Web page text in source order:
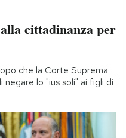
cittadinanza per
che la Corte Suprema
lo "ius soli" ai figli di